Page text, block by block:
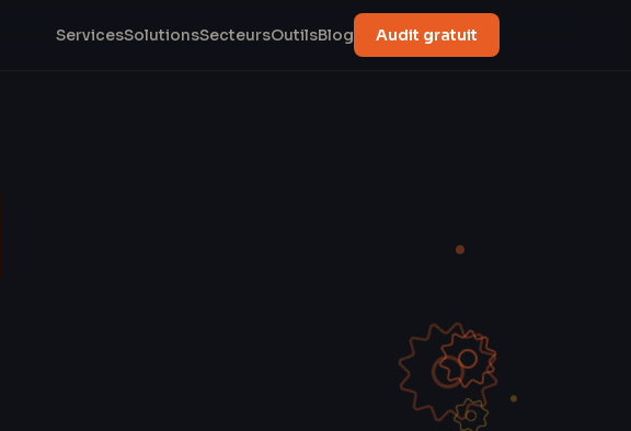
ServicesSolutionsSecteursOutilsBlog Audit gratuit